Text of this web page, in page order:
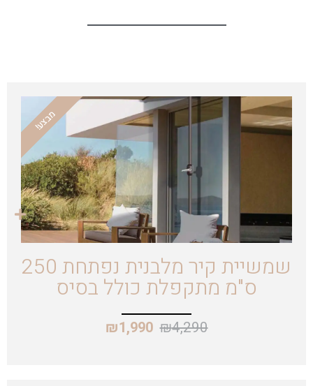
מבצע!
שמשיית קיר מלבנית נפתחת 250
ס"מ מתקפלת כולל בסיס
₪4,290
₪1,990